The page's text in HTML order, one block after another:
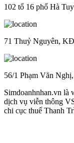
102 tổ 16 phố Hà
71 Thuỷ Nguyên,
56/1 Phạm Văn
Simdoanhnhan.vn là
dịch vụ viễn thông
chi cục thuế Thanh